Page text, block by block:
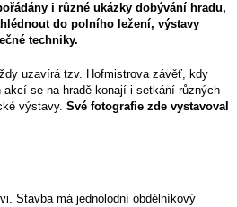
i různé ukázky dobývání hradu,
do polního ležení, výstavy
techniky.
uzavírá tzv. Hofmistrova závěť, kdy
se na hradě konají i setkání různých
výstavy. Své fotografie zde vystavoval
Stavba má jednolodní obdélníkový